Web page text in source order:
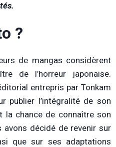
?
de mangas considèrent
de l’horreur japonaise.
entrepris par Tonkam
publier l’intégralité de son
la chance de connaître son
avons décidé de revenir sur
que sur ses adaptations